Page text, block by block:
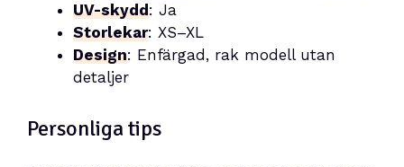
UV-skydd: Ja
Storlekar: XS–XL
Design: Enfärgad, rak modell utan
detaljer
Personliga tips